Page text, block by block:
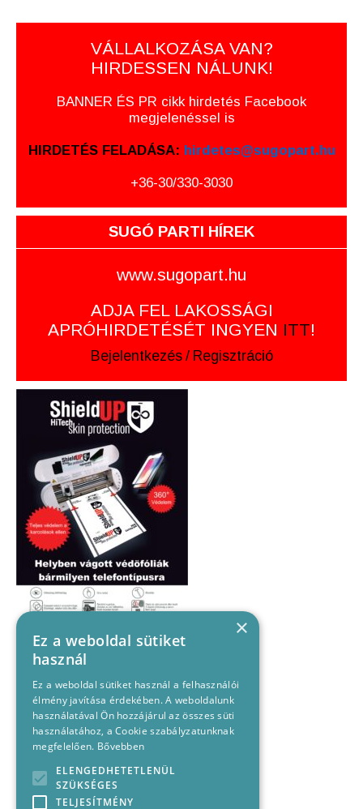
VÁLLALKOZÁSA VAN?
HIRDESSEN NÁLUNK!
BANNER ÉS PR cikk hirdetés Facebook
megjelenéssel is
HIRDETÉS FELADÁSA: hirdetes@sugopart.hu
+36-30/330-3030
SUGÓ PARTI HÍREK
www.sugopart.hu
ADJA FEL LAKOSSÁGI
APRÓHIRDETÉSÉT INGYEN ITT!
Bejelentkezés / Regisztráció
×
Ez a weboldal sütiket
használ
Ez a weboldal sütiket használ a felhasználói
élmény javítása érdekében. A weboldalunk
használatával Ön hozzájárul az összes süti
használatához, a Cookie szabályzatunknak
megfelelően. Bővebben
ELENGEDHETETLENÜL
SZÜKSÉGES
TELJESÍTMÉNY